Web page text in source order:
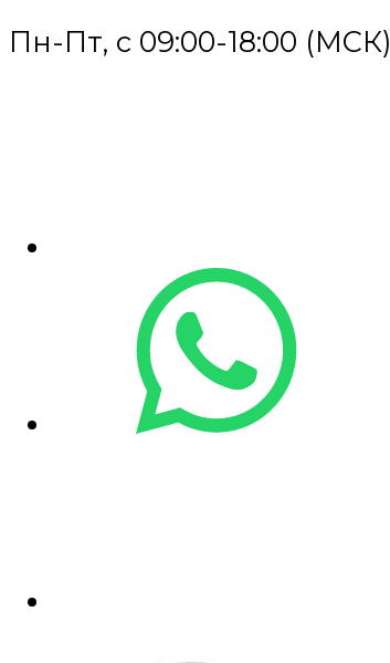
Пн-Пт, с 09:00-18:00 (МСК)